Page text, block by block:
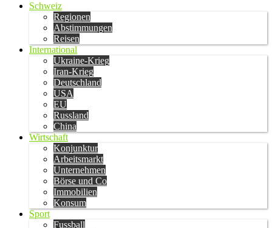
Schweiz
Regionen
Abstimmungen
Reisen
International
Ukraine-Krieg
Iran-Krieg
Deutschland
USA
EU
Russland
China
Wirtschaft
Konjunktur
Arbeitsmarkt
Unternehmen
Börse und Co
Immobilien
Konsum
Sport
Fussball